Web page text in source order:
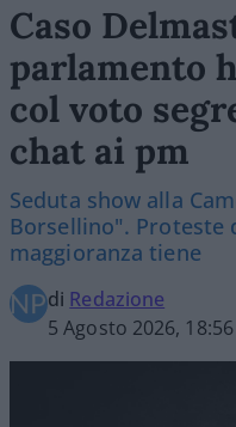
Caso
parlamento
col voto
chat ai pm
Seduta show alla
Borsellino". Proteste
maggioranza tiene
di Redazione
5 Agosto 2026, 18:56